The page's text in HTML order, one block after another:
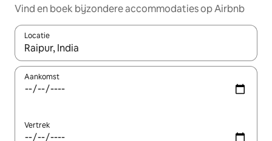
Vind en boek bijzondere accommodaties op Airbnb
Locatie
Wanneer er resultaten beschikbaar zijn, maak je een keuze
Aankomst
Vertrek